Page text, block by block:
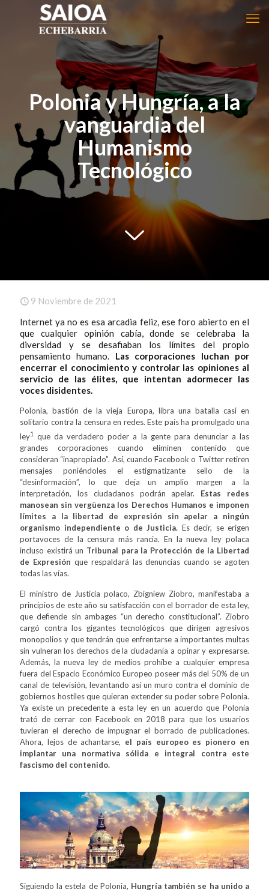
Polonia y Hungría, a la
vanguardia del
Humanismo
Tecnológico
9 Noviembre de 2021
Internet ya no es esa arcadia feliz, ese foro abierto en el
que cualquier opinión cabía, donde se celebraba la
diversidad y se desafiaban los límites del propio
pensamiento humano. Las corporaciones luchan por
encerrar el conocimiento y controlar las opiniones al
servicio de las élites, que intentan adormecer las
voces disidentes.
Polonia, bastión de la vieja Europa, libra una batalla casi en
solitario contra la censura en redes. Este país ha promulgado una
ley1
que da verdadero poder a la gente para denunciar a las
grandes corporaciones cuando eliminen contenido que
consideran “inapropiado”. Así, cuando Facebook o Twitter retiren
mensajes poniéndoles el estigmatizante sello de la
“desinformación”, lo que deja un amplio margen a la
interpretación, los ciudadanos podrán apelar. Estas redes
manosean sin vergüenza los Derechos Humanos e imponen
límites a la libertad de expresión sin apelar a ningún
organismo independiente o de Justicia. Es decir, se erigen
portavoces de la censura más rancia. En la nueva ley polaca
incluso existirá un Tribunal para la Protección de la Libertad
de Expresión que respaldará las denuncias cuando se agoten
todas las vías.
El ministro de Justicia polaco, Zbigniew Ziobro, manifestaba a
principios de este año su satisfacción con el borrador de esta ley,
que defiende sin ambages “un derecho constitucional”. Ziobro
cargó contra los gigantes tecnológicos que dirigen agresivos
monopolios y que tendrán que enfrentarse a importantes multas
sin vulneran los derechos de la ciudadanía a opinar y expresarse.
Además, la nueva ley de medios prohíbe a cualquier empresa
fuera del Espacio Económico Europeo poseer más del 50% de un
canal de televisión, levantando así un muro contra el dominio de
gobiernos hostiles que quieran extender su poder sobre Polonia.
Ya existe un precedente a esta ley en un acuerdo que Polonia
trató de cerrar con Facebook en 2018 para que los usuarios
tuvieran el derecho de impugnar el borrado de publicaciones.
Ahora, lejos de achantarse, el país europeo es pionero en
implantar una normativa sólida e integral contra este
fascismo del contenido.
Siguiendo la estela de Polonia, Hungría también se ha unido a